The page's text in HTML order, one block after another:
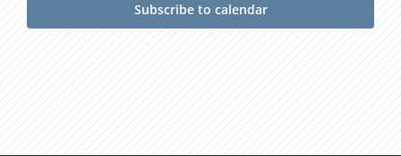
Subscribe to calendar